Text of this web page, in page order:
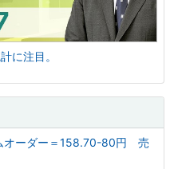
に注目。
オーダー＝158.70-80円 売